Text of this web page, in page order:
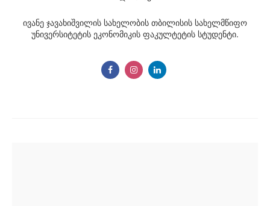
ივანე ჯავახიშვილის სახელობის თბილისის სახელმწიფო
უნივერსიტეტის ეკონომიკის ფაკულტეტის სტუდენტი.